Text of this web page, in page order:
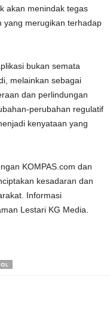
akan menindak tegas
yang merugikan terhadap
bukan semata
melainkan sebagai
dan perlindungan
perubahan regulatif
kenyataan yang
KOMPAS.com dan
kesadaran dan
Informasi
Lestari KG Media.